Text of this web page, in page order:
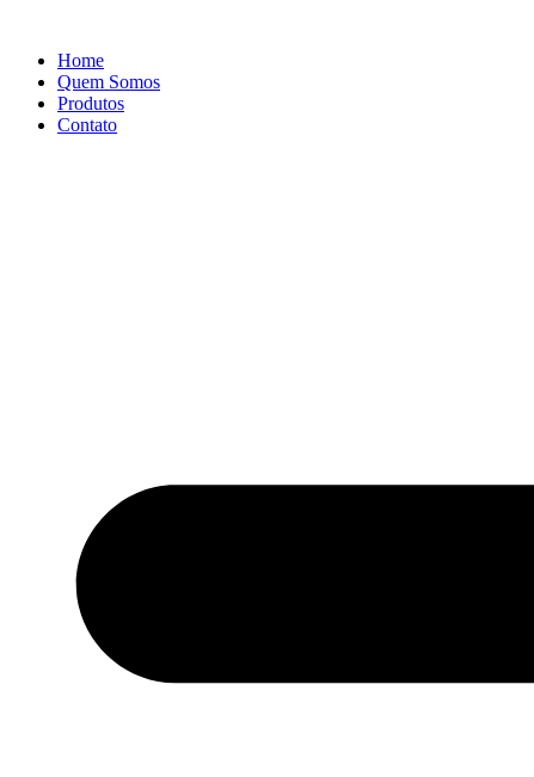
conteúdo
Home
Quem Somos
Produtos
Contato